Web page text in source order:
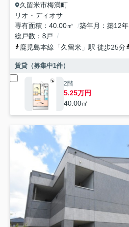
久留米市梅満町
リオ・ディオサ
専有面積
40.00㎡ 築年月 築12年
総戸数
8戸
鹿児島本線 「久留米 」駅 徒歩25分
賃貸（募集中1件）
2階
5.25万円
40.00㎡